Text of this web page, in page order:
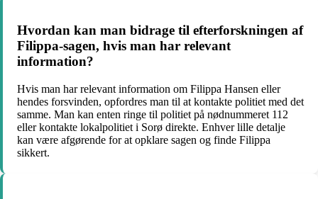
Hvordan kan man bidrage til efterforskningen af
Filippa-sagen, hvis man har relevant
information?
Hvis man har relevant information om Filippa Hansen eller
hendes forsvinden, opfordres man til at kontakte politiet med det
samme. Man kan enten ringe til politiet på nødnummeret 112
eller kontakte lokalpolitiet i Sorø direkte. Enhver lille detalje
kan være afgørende for at opklare sagen og finde Filippa
sikkert.